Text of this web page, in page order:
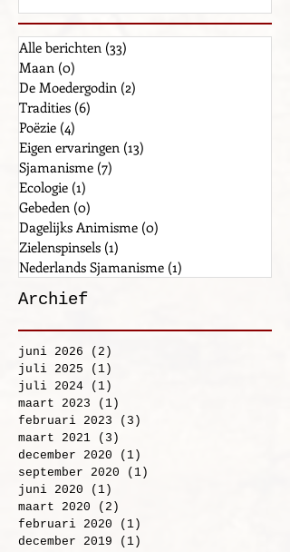
Alle berichten (33)33 posts
Maan (0) 0 posts
De Moedergodin
Tradities (6)6 posts
Poëzie (4)4 posts
Eigen ervaringen
Sjamanisme
Ecologie (1)1 post
Gebeden (0)0 posts
Dagelijks Animisme (0)0 posts
Zielenspinsels (1)1 post
Nederlands Sjamanisme
Archief
juni 2026 (2)
juli 2025
(1) 1 post
juli 2024
(1) 1 post
maart 2023
(1)
februari 2023
(3)
maart 2021
(3) 3 posts
december 2020
september 2020
juni 2020
(1) 1 post
maart 2020
(2)
2 posts